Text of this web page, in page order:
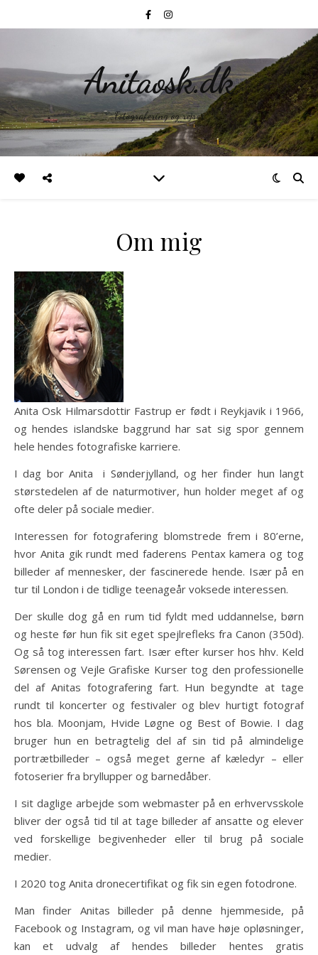
Anitaosk.dk
Fotografering og rejser
Om mig
Anita Osk Hilmarsdottir Fastrup er født i Reykjavik i 1966,
og hendes islandske baggrund har sat sig spor gennem
hele hendes fotografiske karriere.
I dag bor Anita i Sønderjylland, og her finder hun langt
størstedelen af de naturmotiver, hun holder meget af og
ofte deler på sociale medier.
Interessen for fotografering blomstrede frem i 80’erne,
hvor Anita gik rundt med faderens Pentax kamera og tog
billeder af mennesker, der fascinerede hende. Især på en
tur til London i de tidlige teenageår voksede interessen.
Der skulle dog gå en rum tid fyldt med uddannelse, børn
og heste før hun fik sit eget spejlrefleks fra Canon (350d).
Og så tog interessen fart. Især efter kurser hos hhv. Keld
Sørensen og Vejle Grafiske Kurser tog den professionelle
del af Anitas fotografering fart. Hun begyndte at tage
rundt til koncerter og festivaler og blev hurtigt fotograf
hos bla. Moonjam, Hvide Løgne og Best of Bowie. I dag
bruger hun en betragtelig del af sin tid på almindelige
portrætbilleder – også meget gerne af kæledyr – eller
fotoserier fra bryllupper og barnedåber.
I sit daglige arbejde som webmaster på en erhvervsskole
bliver der også tid til at tage billeder af ansatte og elever
ved forskellige begivenheder eller til brug på sociale
medier.
I 2020 tog Anita dronecertifikat og fik sin egen fotodrone.
Man finder Anitas billeder på denne hjemmeside, på
Facebook og Instagram, og vil man have høje opløsninger,
kan et udvalg af hendes billeder hentes gratis